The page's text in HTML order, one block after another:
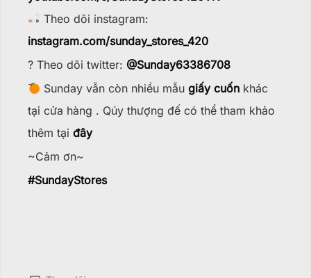
Theo dõi instagram:
instagram.com/sunday_stores_420
? Theo dõi twitter: @Sunday63386708
Sunday vẫn còn nhiều mẫugiấy cuốn khác
tại cửa hàng . Qúy thượng đế có thể tham khảo
thêm tại đây
~Cảm ơn~
#SundayStores